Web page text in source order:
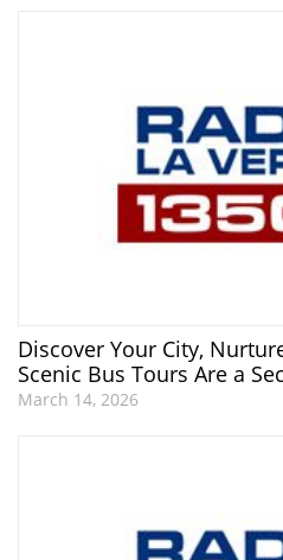
Discover Your City,
Scenic Bus Tours Are a
March 14, 2026